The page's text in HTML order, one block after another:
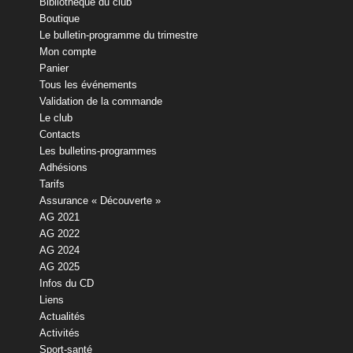
Boutique
Le bulletin-programme du trimestre
Mon compte
Panier
Tous les événements
Validation de la commande
Le club
Contacts
Les bulletins-programmes
Adhésions
Tarifs
Assurance « Découverte »
AG 2021
AG 2022
AG 2024
AG 2025
Infos du CD
Liens
Actualités
Activités
Sport-santé